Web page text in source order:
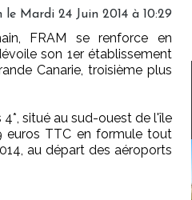
le Mardi 24 Juin 2014 à 10:29
FRAM se renforce en
son 1er établissement
Canarie, troisième plus
situé au sud-ouest de l'île
euros TTC en formule tout
au départ des aéroports